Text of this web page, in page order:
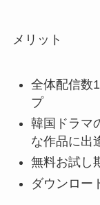
メリット
全体配信数
プ
韓国ドラマ
な作品に出
無料お試し
ダウンロー